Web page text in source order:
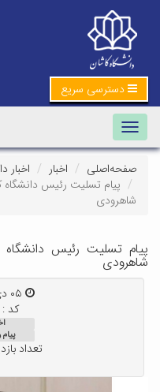
دسترسی سریع
Toggle navigation
صفحه‌اصلی اخبار
اخبار
پیام تسلیت رئیس دانشگاه
شاهرودی
پیام تسلیت رئیس دانشگاه
شاهرودی
کد : ۹۳۳۹
تعداد